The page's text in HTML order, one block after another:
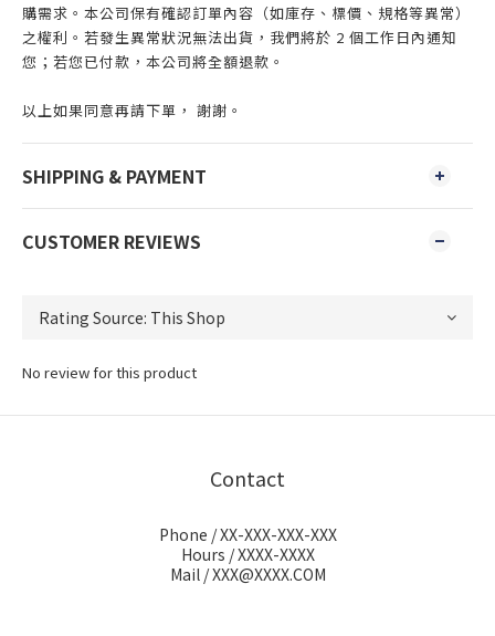
購需求。本公司保有確認訂單內容（如庫存、標價、規格等異常）
之權利。若發生異常狀況無法出貨，我們將於 2 個工作日內通知
您；若您已付款，本公司將全額退款。
以上如果同意再請下單， 謝謝。
SHIPPING & PAYMENT
CUSTOMER REVIEWS
No review for this product
Contact
Phone / XX-XXX-XXX-XXX
Hours / XXXX-XXXX
Mail / XXX@XXXX.COM